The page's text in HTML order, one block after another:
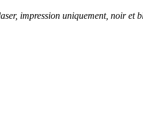
impression uniquement, noir et